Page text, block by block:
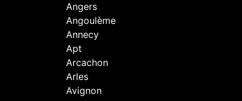
Angers
Angoulème
Annecy
Apt
Arcachon
Arles
Avignon